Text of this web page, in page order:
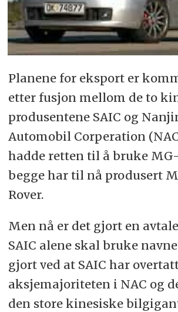
Planene for eksport er
etter fusjon mellom de to
produsentene SAIC og
Automobil Corperation
hadde retten til å bruke
begge har til nå produsert
Rover.
Men nå er det gjort en
SAIC alene skal bruke
gjort ved at SAIC har
aksjemajoriteten i NAC og
den store kinesiske